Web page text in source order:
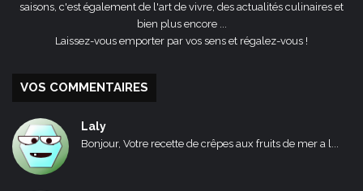
saisons, c'est également de l'art de vivre, des actualités culinaires et
bien plus encore ...
Laissez-vous emporter par vos sens et régalez-vous !
VOS COMMENTAIRES
Laly
Bonjour, Votre recette de crêpes aux fruits de mer a l...